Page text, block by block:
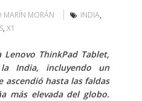
MARÍN MORÁN INDIA,
, X1
ThinkPad Tablet,
India, incluyendo un
ascendió hasta las faldas
más elevada del globo.